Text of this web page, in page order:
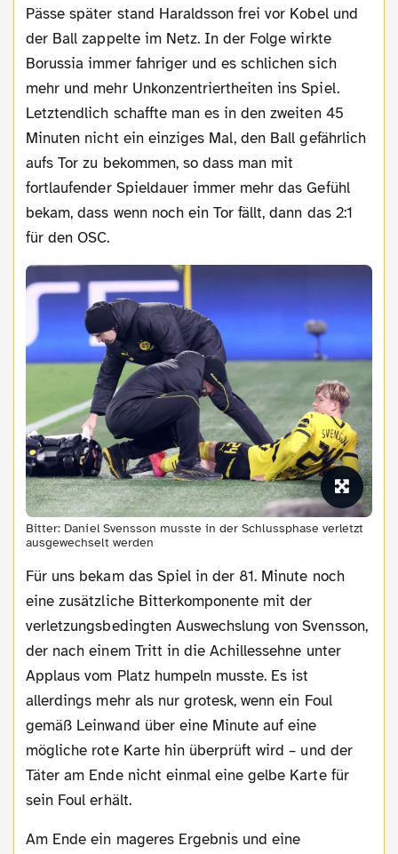
Pässe später stand Haraldsson frei vor Kobel und
der Ball zappelte im Netz. In der Folge wirkte
Borussia immer fahriger und es schlichen sich
mehr und mehr Unkonzentriertheiten ins Spiel.
Letztendlich schaffte man es in den zweiten 45
Minuten nicht ein einziges Mal, den Ball gefährlich
aufs Tor zu bekommen, so dass man mit
fortlaufender Spieldauer immer mehr das Gefühl
bekam, dass wenn noch ein Tor fällt, dann das 2:1
für den OSC.
Bitter: Daniel Svensson musste in der Schlussphase verletzt
ausgewechselt werden
Für uns bekam das Spiel in der 81. Minute noch
eine zusätzliche Bitterkomponente mit der
verletzungsbedingten Auswechslung von Svensson,
der nach einem Tritt in die Achillessehne unter
Applaus vom Platz humpeln musste. Es ist
allerdings mehr als nur grotesk, wenn ein Foul
gemäß Leinwand über eine Minute auf eine
mögliche rote Karte hin überprüft wird – und der
Täter am Ende nicht einmal eine gelbe Karte für
sein Foul erhält.
Am Ende ein mageres Ergebnis und eine